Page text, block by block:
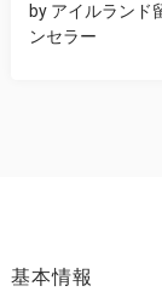
by アイルランド
ンセラー
基本情報